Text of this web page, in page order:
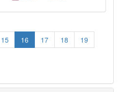
15 16 17 18
19